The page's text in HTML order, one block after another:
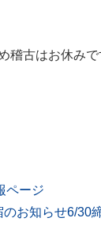
稽古はお休みで
ページ
お知らせ6/30